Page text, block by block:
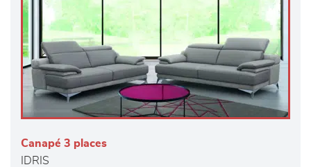
Canapé 3 places
IDRIS